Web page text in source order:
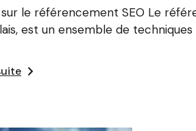
le référencement SEO Le
est un ensemble de techniques